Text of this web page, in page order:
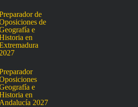
de
de
e
en
2027
e
en
Andalucía 2027